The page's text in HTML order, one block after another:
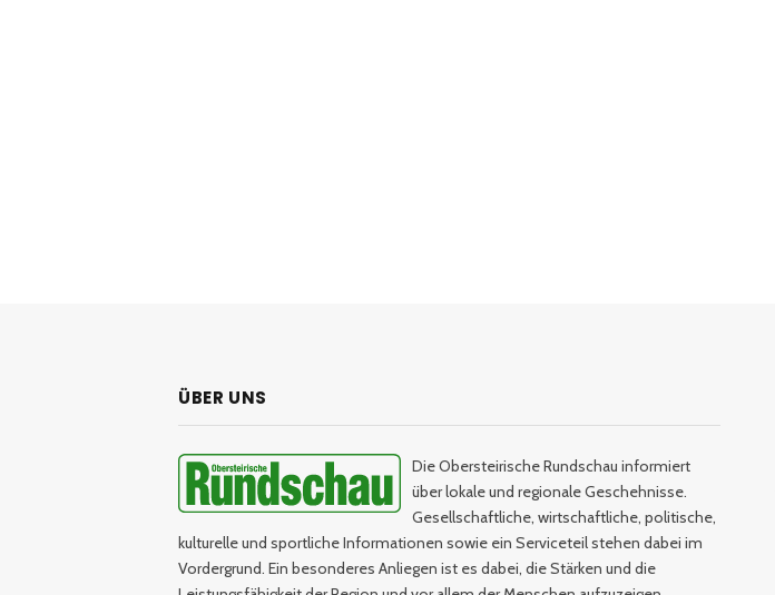
ÜBER UNS
Die Obersteirische Rundschau informiert
über lokale und regionale Geschehnisse.
Gesellschaftliche, wirtschaftliche, politische,
kulturelle und sportliche Informationen sowie ein Serviceteil stehen dabei im
Vordergrund. Ein besonderes Anliegen ist es dabei, die Stärken und die